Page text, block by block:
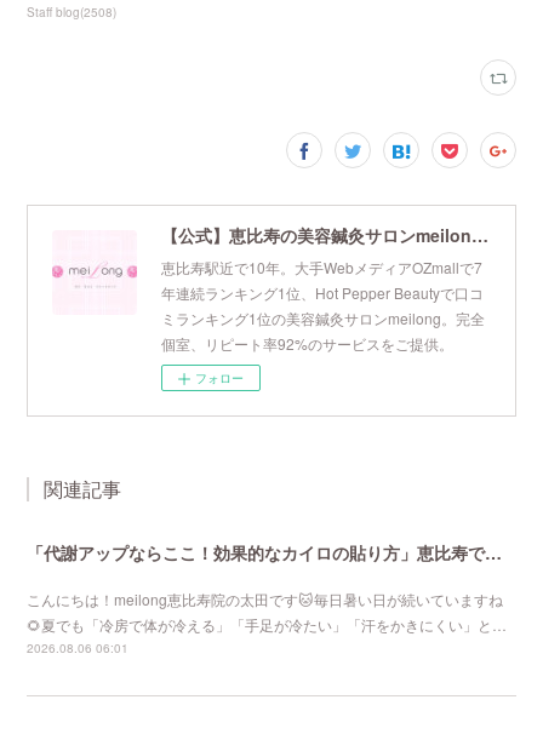
Staff blog(2508)
【公式】恵比寿の美容鍼灸サロンmeilong｜ツボを押さえた針・お灸の治療で美容と健康を叶えます
恵比寿駅近で10年。大手WebメディアOZmallで7
年連続ランキング1位、Hot Pepper Beautyで口コ
ミランキング1位の美容鍼灸サロンmeilong。完全
個室、リピート率92%のサービスをご提供。
フォロー
関連記事
「代謝アップならここ！効果的なカイロの貼り方」恵比寿で口コミNo 1美容鍼灸ならmeilong
こんにちは！meilong恵比寿院の太田です🐱毎日暑い日が続いていますね
🌻夏でも「冷房で体が冷える」「手足が冷たい」「汗をかきにくい」と…
2026.08.06 06:01